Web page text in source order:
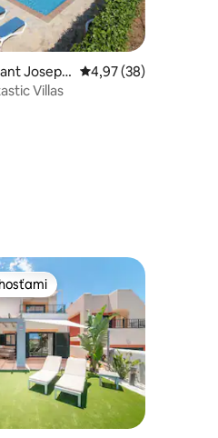
počet hodnotení: 115
Josep d Priemerné
4,97 (38)
Villas